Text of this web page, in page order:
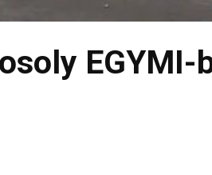
EGYMI-